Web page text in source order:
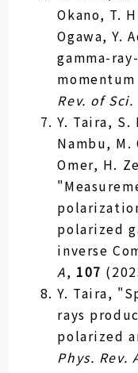
Okano, T.
Ogawa, Y.
gamma-
Rev. of
Y. Taira, S.
Nambu, M.
Omer, H.
polarized
inverse
A, 107
Y. Taira,
rays
polarized
Phys. Rev.